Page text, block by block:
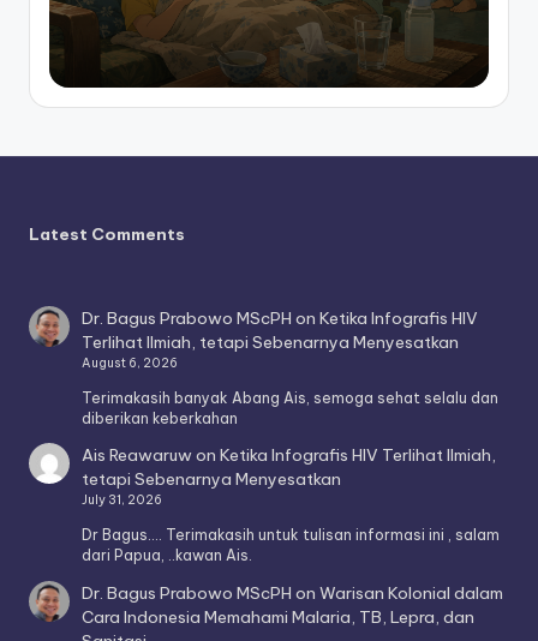
Latest Comments
Dr. Bagus Prabowo MScPH onKetika Infografis HIV
Terlihat Ilmiah, tetapi Sebenarnya Menyesatkan
August 6, 2026
Terimakasih banyak Abang Ais, semoga sehat selalu dan
diberikan keberkahan
Ais ReawaruwonKetika Infografis HIV Terlihat Ilmiah,
tetapi Sebenarnya Menyesatkan
July 31, 2026
Dr Bagus.... Terimakasih untuk tulisan informasi ini , salam
dari Papua, ..kawan Ais.
Dr. Bagus Prabowo MScPH onWarisan Kolonial dalam
Cara Indonesia Memahami Malaria, TB, Lepra, dan